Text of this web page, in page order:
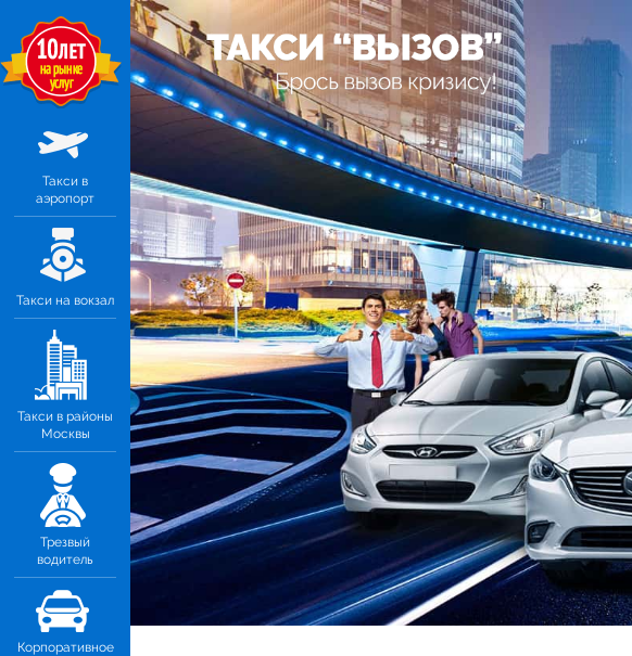
Такси в
аэропорт
Такси на вокзал
Такси в районы
Москвы
Трезвый
водитель
Корпоративное